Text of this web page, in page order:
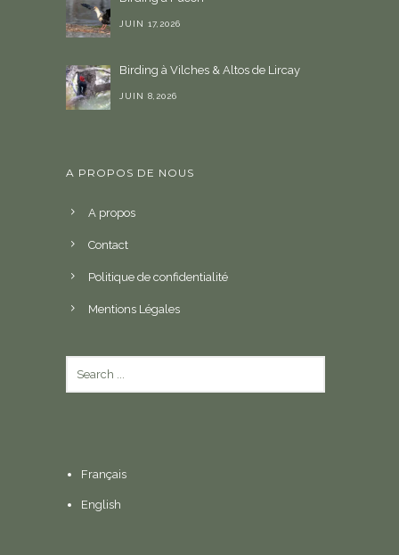
JUIN 17,2026
Birding à Vilches & Altos de Lircay
JUIN 8,2026
A PROPOS DE NOUS
A propos
Contact
Politique de confidentialité
Mentions Légales
Français
English